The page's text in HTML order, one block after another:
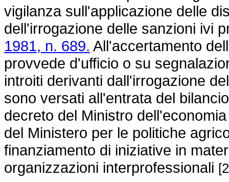
vigilanza sull'applicazione delle
dell'irrogazione delle sanzioni ivi
1981, n. 689. All'accertamento
provvede d'ufficio o su
introiti derivanti dall'irrogazione
sono versati all'entrata del
decreto del Ministro
del Ministero per le politiche
finanziamento di iniziative in
organizzazioni interprofessionali